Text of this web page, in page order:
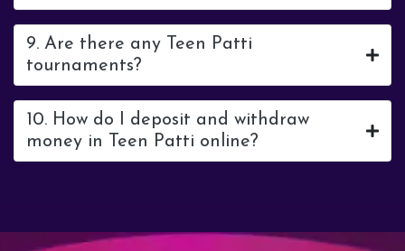
9. Are there any Teen Patti
tournaments?
10. How do I deposit and withdraw
money in Teen Patti online?